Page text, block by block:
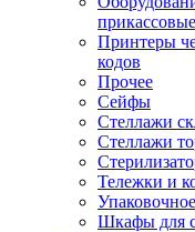
Принтеры
кодов
Прочее
Сейфы
Стеллажи
Стеллажи
Тележки и
Шкафы для